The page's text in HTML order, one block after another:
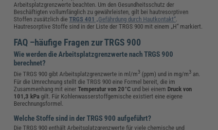
Arbeitsplatzgrenzwerte beachten. Um den Gesundheitsschutz der
Beschäftigten vollumfänglich zu gewährleisten, gilt bei hautresorptiven
Stoffen zusätzlich dieTRGS 401 „Gefährdung durch Hautkontakt“.
Hautresorptive Stoffe sind in der Liste der TRGS 900 mit einem „H“ markiert.
FAQ –häufige Fragen zur TRGS 900
Wie werden die Arbeitsplatzgrenzwerte nach TRGS 900
berechnet?
Die TRGS 900 gibt Arbeitsplatzgrenzwerte in ml/m3 (ppm) und in mg/m3 an.
Für die Umrechnung stellt die TRGS 900 eine Formel bereit, die im
Zusammenhang mit einerTemperatur von 20°C und bei einem Druck von
101,3 kPa gilt. Für Kohlenwasserstoffgemische existiert eine eigene
Berechnungsformel.
Welche Stoffe sind in der TRGS 900 aufgeführt?
Die TRGS 900 enthält Arbeitsplatzgrenzwerte für viele chemische und